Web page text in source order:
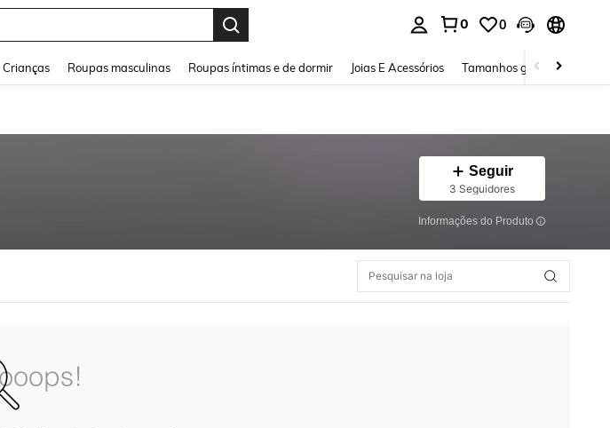
0 0
Crianças Roupas masculinas Roupas íntimas e de dormir Joias E Acessórios Tamanhos grandes
Seguir
3 Seguidores
Informações do Produto